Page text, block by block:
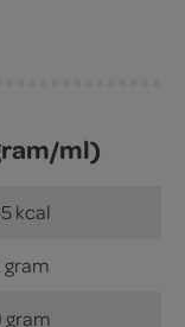
ml)
kcal
gram
gram